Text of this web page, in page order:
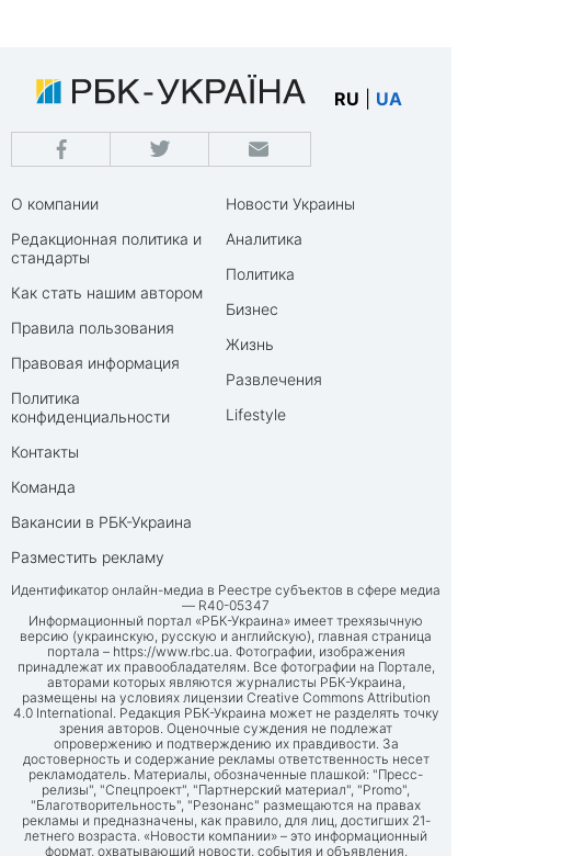
RU UA
О компании
Редакционная политика и
стандарты
Как стать нашим автором
Правила пользования
Правовая информация
Политика
конфиденциальности
Контакты
Команда
Вакансии в РБК-Украина
Разместить рекламу
Новости Украины
Аналитика
Политика
Бизнес
Жизнь
Развлечения
Lifestyle
Идентификатор онлайн-медиа в Реестре субъектов в сфере медиа
— R40-05347
Информационный портал «РБК-Украина» имеет трехязычную
версию (украинскую, русскую и английскую), главная страница
портала – https://www.rbc.ua. Фотографии, изображения
принадлежат их правообладателям. Все фотографии на Портале,
авторами которых являются журналисты РБК-Украина,
размещены на условиях лицензии Creative Commons Attribution
4.0 International. Редакция РБК-Украина может не разделять точку
зрения авторов. Оценочные суждения не подлежат
опровержению и подтверждению их правдивости. За
достоверность и содержание рекламы ответственность несет
рекламодатель. Материалы, обозначенные плашкой: "Пресс-
релизы", "Спецпроект", "Партнерский материал", "Promo",
"Благотворительность", "Резонанс" размещаются на правах
рекламы и предназначены, как правило, для лиц, достигших 21-
летнего возраста. «Новости компании» – это информационный
формат, охватывающий новости, события и объявления,